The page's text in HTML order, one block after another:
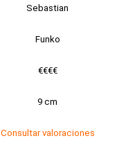
Sebastian
Funko
€€€€
9 cm
Consultar valoraciones